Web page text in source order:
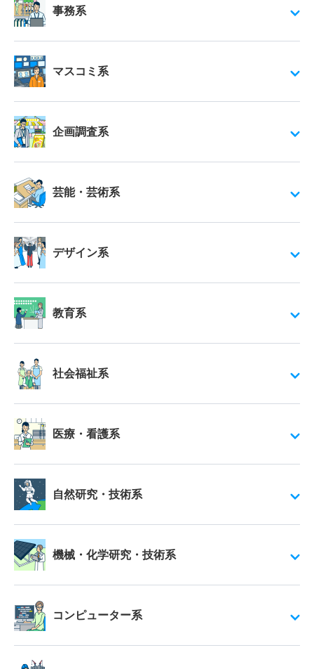
事務系
マスコミ系
企画調査系
芸能・芸術系
デザイン系
教育系
社会福祉系
医療・看護系
自然研究・技術系
機械・化学研究・技術系
コンピューター系